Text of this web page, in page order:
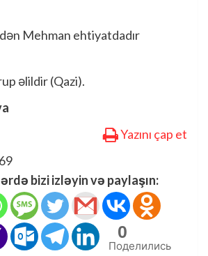
Mehman ehtiyatdadır
əlildir (Qazi).
Yazını çap et
bizi izləyin və paylaşın:
0
Поделились